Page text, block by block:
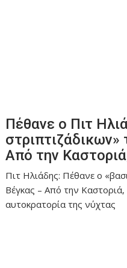
Πέθανε ο Πιτ
Από την
Πιτ Ηλιάδης: Πέθανε ο
Βέγκας – Από την
αυτοκρατορία της νύχτας